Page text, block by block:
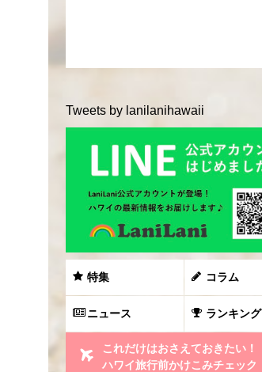
Tweets by lanilanihawaii
特集 コラム
ニュース ランキング
これだけはおさえておきたい！
ハワイ旅行前かけこみチェック